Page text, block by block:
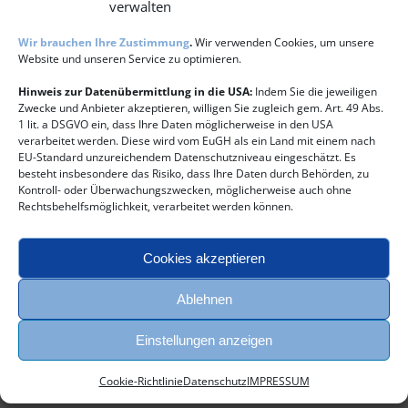
verwalten
Wir brauchen Ihre Zustimmung.Wir verwenden Cookies, um unsere
Website und unseren Service zu optimieren.
Hinweis zur Datenübermittlung in die USA: Indem Sie die jeweiligen
Zwecke und Anbieter akzeptieren, willigen Sie zugleich gem. Art. 49 Abs.
1 lit. a DSGVO ein, dass Ihre Daten möglicherweise in den USA
verarbeitet werden. Diese wird vom EuGH als ein Land mit einem nach
EU-Standard unzureichendem Datenschutzniveau eingeschätzt. Es
besteht insbesondere das Risiko, dass Ihre Daten durch Behörden, zu
Kontroll- oder Überwachungszwecken, möglicherweise auch ohne
Rechtsbehelfsmöglichkeit, verarbeitet werden können.
Cookies akzeptieren
Ablehnen
Einstellungen anzeigen
Cookie-RichtlinieDatenschutzIMPRESSUM
Vonoliver_b | Oktober 17th, 2016 | Kommentare deaktiviert
Share This Story, Choose Your Platform!
Facebook
E-
Mail
Über den Autor:oliver_b